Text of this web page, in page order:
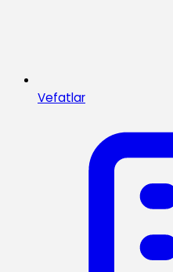
Vefatlar